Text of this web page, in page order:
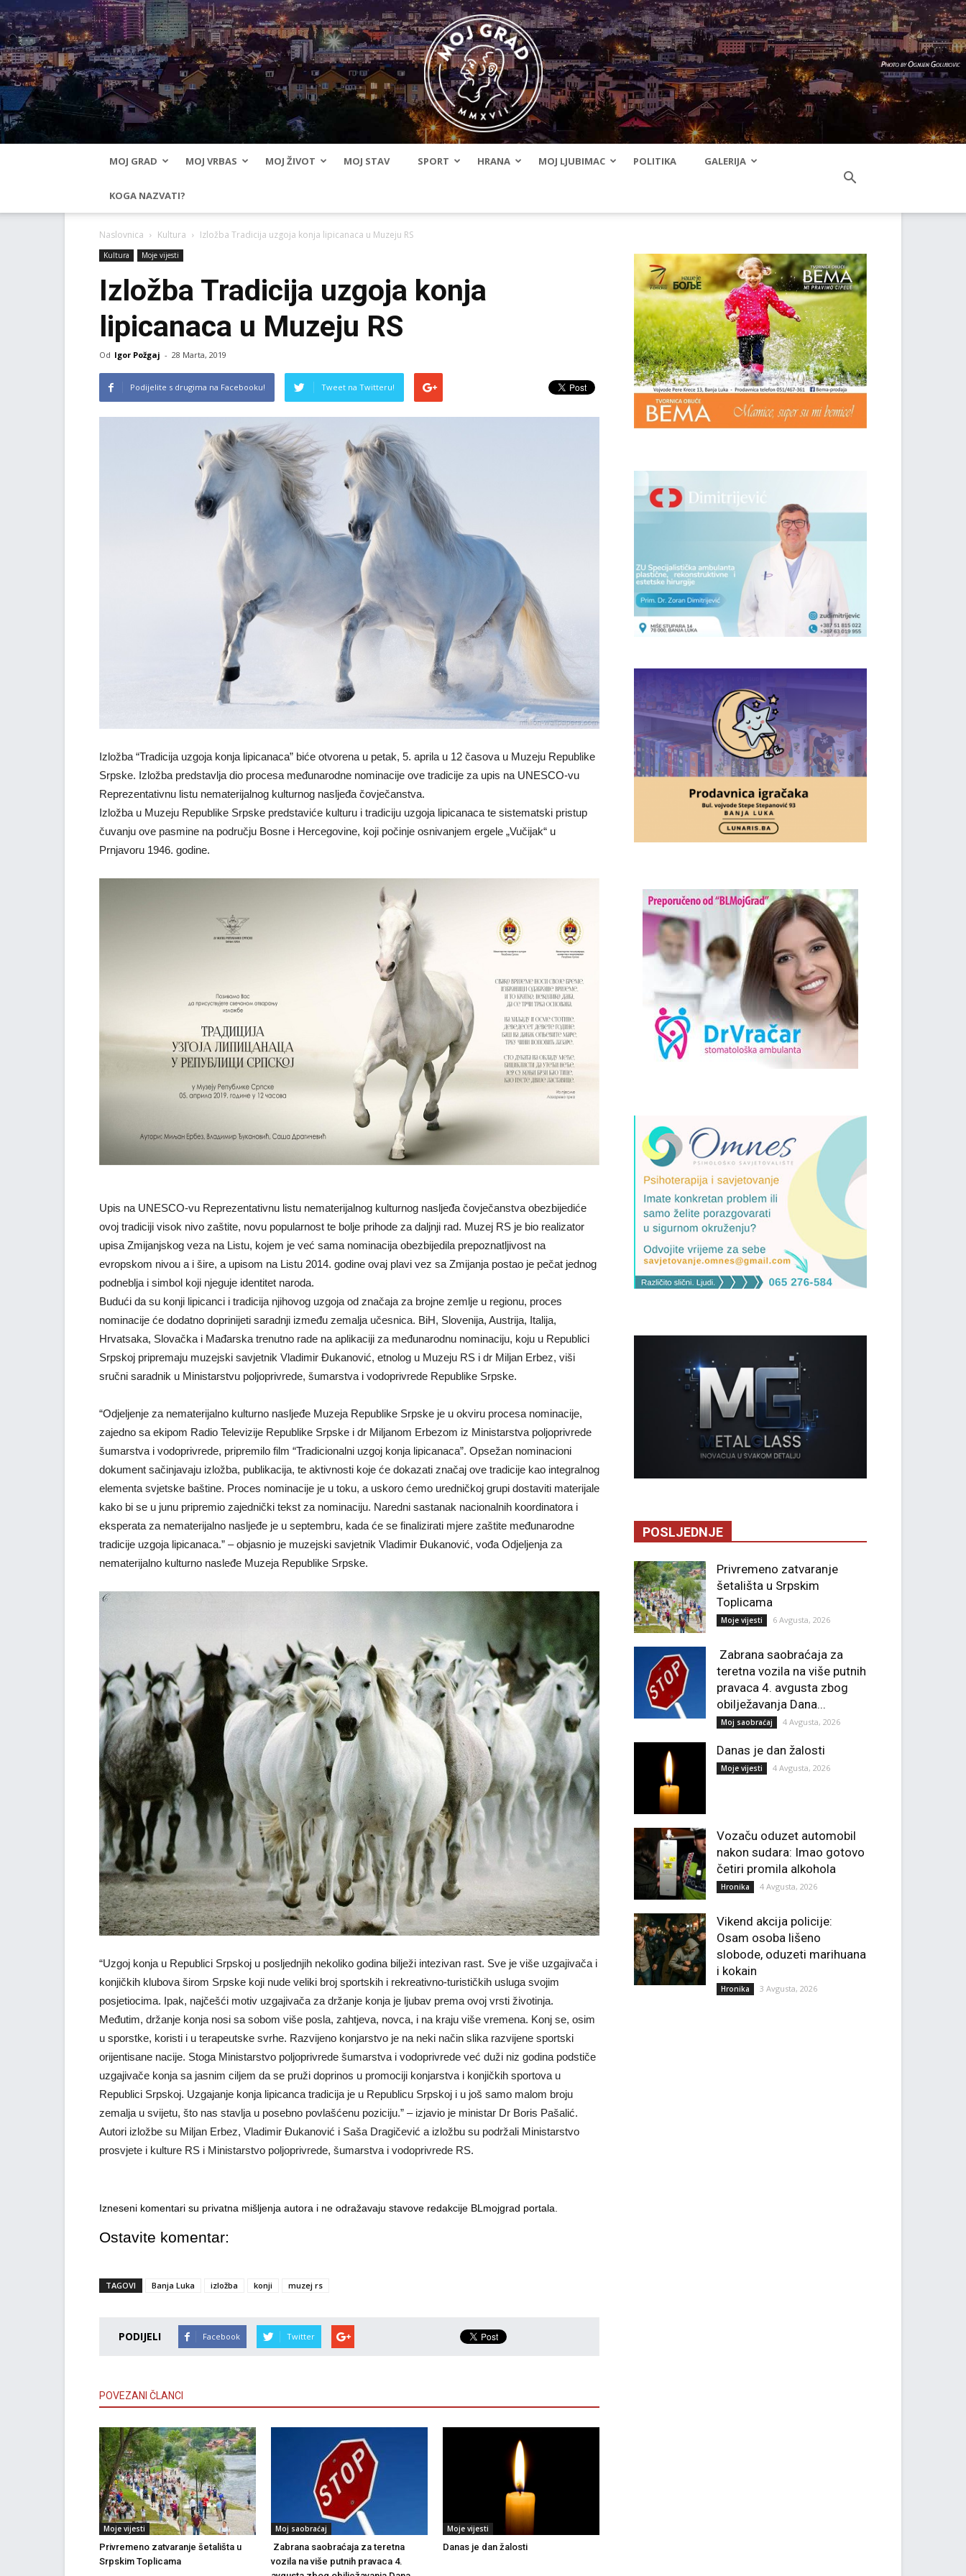
MOJ GRAD MOJ VRBAS MOJ ŽIVOT MOJ STAV SPORT HRANA MOJ LJUBIMAC POLITIKA GALERIJA
KOGA NAZVATI?
Naslovnica Kultura Izložba Tradicija uzgoja konja lipicanaca u Muzeju RS
Kultura Moje vijesti
Izložba Tradicija uzgoja konja
lipicanaca u Muzeju RS
Od Igor Požgaj - 28 Marta, 2019
Podijelite s drugima na Facebooku! Tweet na Twitteru!
Izložba “Tradicija uzgoja konja lipicanaca” biće otvorena u petak, 5. aprila u 12 časova u Muzeju Republike
Srpske. Izložba predstavlja dio procesa međunarodne nominacije ove tradicije za upis na UNESCO-vu
Reprezentativnu listu nematerijalnog kulturnog nasljeđa čovječanstva.
Izložba u Muzeju Republike Srpske predstaviće kulturu i tradiciju uzgoja lipicanaca te sistematski pristup
čuvanju ove pasmine na području Bosne i Hercegovine, koji počinje osnivanjem ergele „Vučijak“ u
Prnjavoru 1946. godine.
Upis na UNESCO-vu Reprezentativnu listu nematerijalnog kulturnog nasljeđa čovječanstva obezbijediće
ovoj tradiciji visok nivo zaštite, novu popularnost te bolje prihode za daljnji rad. Muzej RS je bio realizator
upisa Zmijanjskog veza na Listu, kojem je već sama nominacija obezbijedila prepoznatljivost na
evropskom nivou a i šire, a upisom na Listu 2014. godine ovaj plavi vez sa Zmijanja postao je pečat jednog
podneblja i simbol koji njeguje identitet naroda.
Budući da su konji lipicanci i tradicija njihovog uzgoja od značaja za brojne zemlje u regionu, proces
nominacije će dodatno doprinijeti saradnji između zemalja učesnica. BiH, Slovenija, Austrija, Italija,
Hrvatsaka, Slovačka i Mađarska trenutno rade na aplikaciji za međunarodnu nominaciju, koju u Republici
Srpskoj pripremaju muzejski savjetnik Vladimir Đukanović, etnolog u Muzeju RS i dr Miljan Erbez, viši
sručni saradnik u Ministarstvu poljoprivrede, šumarstva i vodoprivrede Republike Srpske.
“Odjeljenje za nematerijalno kulturno nasljeđe Muzeja Republike Srpske je u okviru procesa nominacije,
zajedno sa ekipom Radio Televizije Republike Srpske i dr Miljanom Erbezom iz Ministarstva poljoprivrede
šumarstva i vodoprivrede, pripremilo film “Tradicionalni uzgoj konja lipicanaca”. Opsežan nominacioni
dokument sačinjavaju izložba, publikacija, te aktivnosti koje će dokazati značaj ove tradicije kao integralnog
elementa svjetske baštine. Proces nominacije je u toku, a uskoro ćemo uredničkoj grupi dostaviti materijale
kako bi se u junu pripremio zajednički tekst za nominaciju. Naredni sastanak nacionalnih koordinatora i
eksperata za nematerijalno nasljeđe je u septembru, kada će se finalizirati mjere zaštite međunarodne
tradicije uzgoja lipicanaca.” – objasnio je muzejski savjetnik Vladimir Đukanović, vođa Odjeljenja za
nematerijalno kulturno nasleđe Muzeja Republike Srpske.
“Uzgoj konja u Republici Srpskoj u posljednjih nekoliko godina bilježi intezivan rast. Sve je više uzgajivača i
konjičkih klubova širom Srpske koji nude veliki broj sportskih i rekreativno-turističkih usluga svojim
posjetiocima. Ipak, najčešći motiv uzgajivača za držanje konja je ljubav prema ovoj vrsti životinja.
Međutim, držanje konja nosi sa sobom više posla, zahtjeva, novca, i na kraju više vremena. Konj se, osim
u sporstke, koristi i u terapeutske svrhe. Razvijeno konjarstvo je na neki način slika razvijene sportski
orijentisane nacije. Stoga Ministarstvo poljoprivrede šumarstva i vodoprivrede već duži niz godina podstiče
uzgajivače konja sa jasnim ciljem da se pruži doprinos u promociji konjarstva i konjičkih sportova u
Republici Srpskoj. Uzgajanje konja lipicanca tradicija je u Republicu Srpskoj i u još samo malom broju
zemalja u svijetu, što nas stavlja u posebno povlašćenu poziciju.” – izjavio je ministar Dr Boris Pašalić.
Autori izložbe su Miljan Erbez, Vladimir Đukanović i Saša Dragičević a izložbu su podržali Ministarstvo
prosvjete i kulture RS i Ministarstvo poljoprivrede, šumarstva i vodoprivrede RS.
Izneseni komentari su privatna mišljenja autora i ne odražavaju stavove redakcije BLmojgrad portala.
Ostavite komentar:
TAGOVI Banja Luka izložba konji muzej rs
PODIJELI Facebook Twitter
POVEZANI ČLANCI
Moje vijesti
Privremeno zatvaranje šetališta u
Srpskim Toplicama
Moj saobraćaj
Zabrana saobraćaja za teretna
vozila na više putnih pravaca 4.
Moje vijesti
Danas je dan žalosti
POSLJEDNJE
Privremeno zatvaranje
šetališta u Srpskim
Toplicama
Moje vijesti 6 Avgusta, 2026
Zabrana saobraćaja za
teretna vozila na više putnih
pravaca 4. avgusta zbog
obilježavanja Dana...
Moj saobraćaj 4 Avgusta, 2026
Danas je dan žalosti
Moje vijesti 4 Avgusta, 2026
Vozaču oduzet automobil
nakon sudara: Imao gotovo
četiri promila alkohola
Hronika 4 Avgusta, 2026
Vikend akcija policije:
Osam osoba lišeno
slobode, oduzeti marihuana
i kokain
Hronika 3 Avgusta, 2026